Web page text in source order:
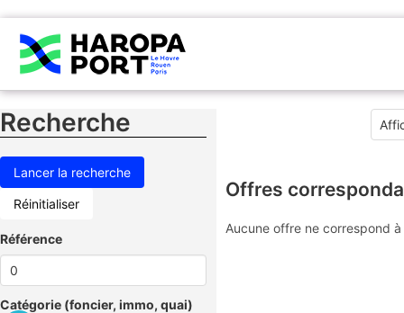
Recherche
Réinitialiser
Référence
Catégorie (foncier, immo, quai)
Offres
Aucune offre ne correspond